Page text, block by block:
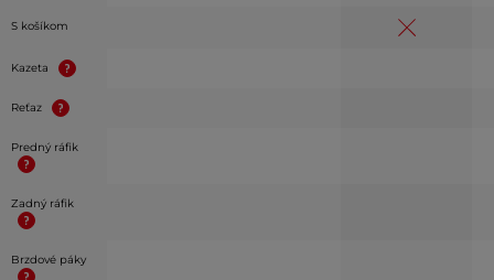
S košíkom
Kazeta
Reťaz
Predný ráfik
Zadný ráfik
Brzdové páky